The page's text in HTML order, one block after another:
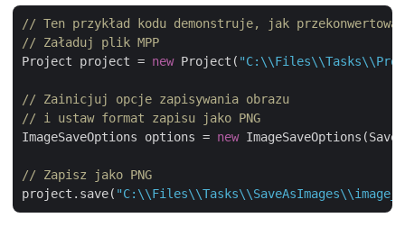
// Ten przykład kodu demonstruje, jak przekonwertować
// Załaduj plik MPP
Project project = new Project(
// Zainicjuj opcje zapisywania obrazu
// i ustaw format zapisu jako PNG
ImageSaveOptions options = new
// Zapisz jako PNG
project.save(